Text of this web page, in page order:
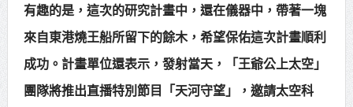
有趣的是，這次的研究計畫中，還在儀器中，帶著一塊
來自東港燒王船所留下的餘木，希望保佑這次計畫順利
成功。計畫單位還表示，發射當天，「王爺公上太空」
團隊將推出直播特別節目「天河守望」，邀請太空科